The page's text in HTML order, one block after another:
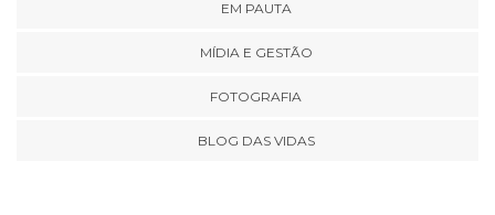
EM PAUTA
MÍDIA E GESTÃO
FOTOGRAFIA
BLOG DAS VIDAS